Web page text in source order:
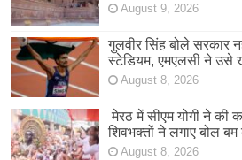
August 9, 2026
गुलवीर सिंह बोले सरकार
स्टेडियम, एमएलसी ने उसे
August 8, 2026
मेरठ में सीएम योगी ने की
शिवभक्तों ने लगाए बोल बम
August 8, 2026